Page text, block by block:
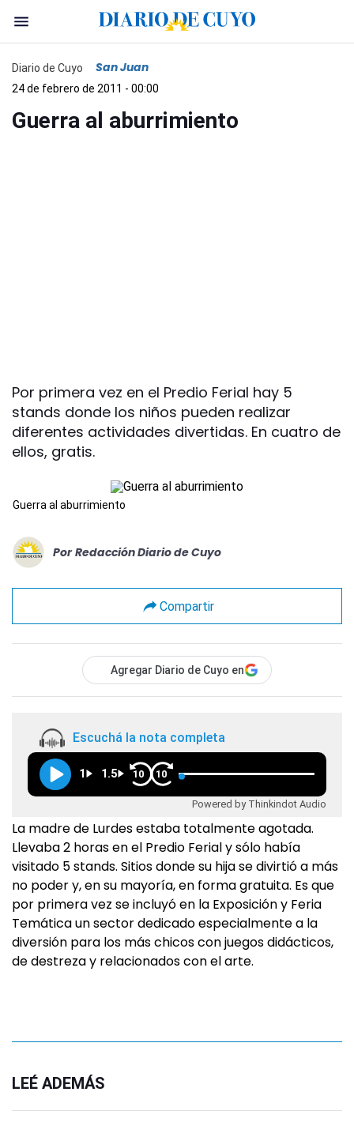
Diario de Cuyo San Juan
24 de febrero de 2011 - 00:00
Guerra al aburrimiento
Por primera vez en el Predio Ferial hay 5
stands donde los niños pueden realizar
diferentes actividades divertidas. En cuatro de
ellos, gratis.
Guerra al aburrimiento
Por Redacción Diario de Cuyo
Compartir
Agregar Diario de Cuyo en
Escuchá la nota completa
1 1.5 10 10
Powered by Thinkindot Audio
La madre de Lurdes estaba totalmente agotada.
Llevaba 2 horas en el Predio Ferial y sólo había
visitado 5 stands. Sitios donde su hija se divirtió a más
no poder y, en su mayoría, en forma gratuita. Es que
por primera vez se incluyó en la Exposición y Feria
Temática un sector dedicado especialmente a la
diversión para los más chicos con juegos didácticos,
de destreza y relacionados con el arte.
LEÉ ADEMÁS